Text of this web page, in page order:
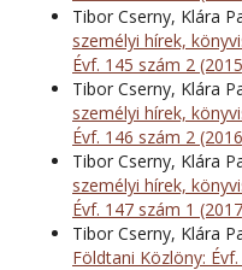
Tibor Cserny, Klára
személyi hírek,
Évf. 145 szám 2
Tibor Cserny, Klára
személyi hírek,
Évf. 146 szám 2
Tibor Cserny, Klára
személyi hírek,
Évf. 147 szám 1
Tibor Cserny, Klára
Földtani Közlöny: